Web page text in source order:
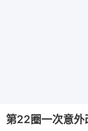
第22圈一次意